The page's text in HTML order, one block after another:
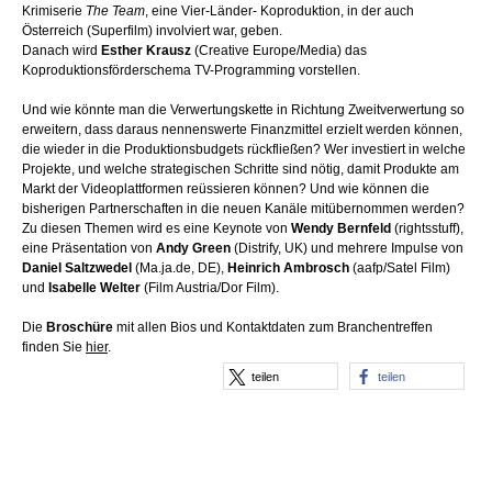
Krimiserie The Team, eine Vier-Länder- Koproduktion, in der auch
Österreich (Superfilm) involviert war, geben.
Danach wird Esther Krausz (Creative Europe/Media) das
Koproduktionsförderschema TV-Programming vorstellen.
Und wie könnte man die Verwertungskette in Richtung Zweitverwertung so
erweitern, dass daraus nennenswerte Finanzmittel erzielt werden können,
die wieder in die Produktionsbudgets rückfließen? Wer investiert in welche
Projekte, und welche strategischen Schritte sind nötig, damit Produkte am
Markt der Videoplattformen reüssieren können? Und wie können die
bisherigen Partnerschaften in die neuen Kanäle mitübernommen werden?
Zu diesen Themen wird es eine Keynote von Wendy Bernfeld (rightsstuff),
eine Präsentation von Andy Green (Distrify, UK) und mehrere Impulse von
Daniel Saltzwedel (Ma.ja.de, DE), Heinrich Ambrosch (aafp/Satel Film)
und Isabelle Welter (Film Austria/Dor Film).
Die Broschüre mit allen Bios und Kontaktdaten zum Branchentreffen
finden Sie hier.
teilen teilen